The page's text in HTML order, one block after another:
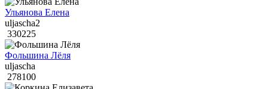
Ульянова Елена
uljascha2
330225
Фольшина Лёля
uljascha
278100